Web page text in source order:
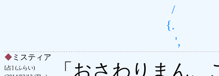
/
{. V::|
',
◆ ミスティア
[占] (ふらい)
「おさわりまん